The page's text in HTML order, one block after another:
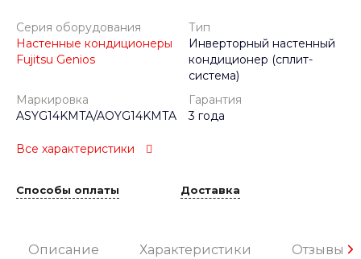
Серия оборудования
Настенные кондиционеры
Fujitsu Genios
Тип
Инверторный настенный
кондиционер (сплит-
система)
Маркировка
ASYG14KMTA/AOYG14KMTA
Гарантия
3 года
Все характеристики
Способы оплаты Доставка
Описание Характеристики Отзывы